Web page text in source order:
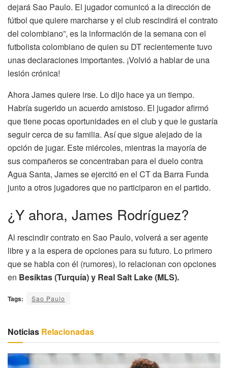
dejará Sao Paulo. El jugador comunicó a la dirección de
fútbol que quiere marcharse y el club rescindirá el contrato
del colombiano”, es la información de la semana con el
futbolista colombiano de quien su DT recientemente tuvo
unas declaraciones importantes. ¡Volvió a hablar de una
lesión crónica!
Ahora James quiere irse. Lo dijo hace ya un tiempo.
Habría sugerido un acuerdo amistoso. El jugador afirmó
que tiene pocas oportunidades en el club y que le gustaría
seguir cerca de su familia. Así que sigue alejado de la
opción de jugar. Este miércoles, mientras la mayoría de
sus compañeros se concentraban para el duelo contra
Agua Santa, James se ejercitó en el CT da Barra Funda
junto a otros jugadores que no participaron en el partido.
¿Y ahora, James Rodríguez?
Al rescindir contrato en Sao Paulo, volverá a ser agente
libre y a la espera de opciones para su futuro. Lo primero
que se habla con él (rumores), lo relacionan con opciones
en Besiktas (Turquía) y Real Salt Lake (MLS).
Tags: Sao Paulo
Noticias Relacionadas